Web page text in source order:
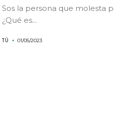
Sos la persona que molesta
¿Qué es...
TÚ 01/05/2023